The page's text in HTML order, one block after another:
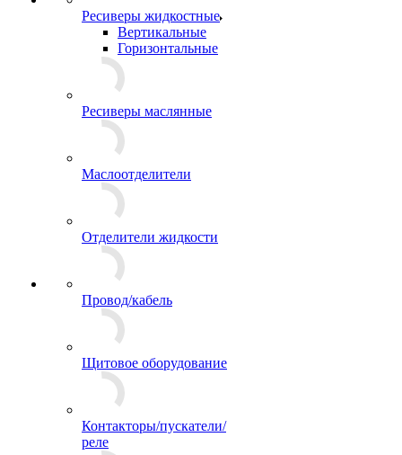
Ресиверы жидкостные
Вертикальные
Горизонтальные
Ресиверы маслянные
Маслоотделители
Отделители жидкости
Провод/кабель
Щитовое оборудование
Контакторы/пускатели/
реле